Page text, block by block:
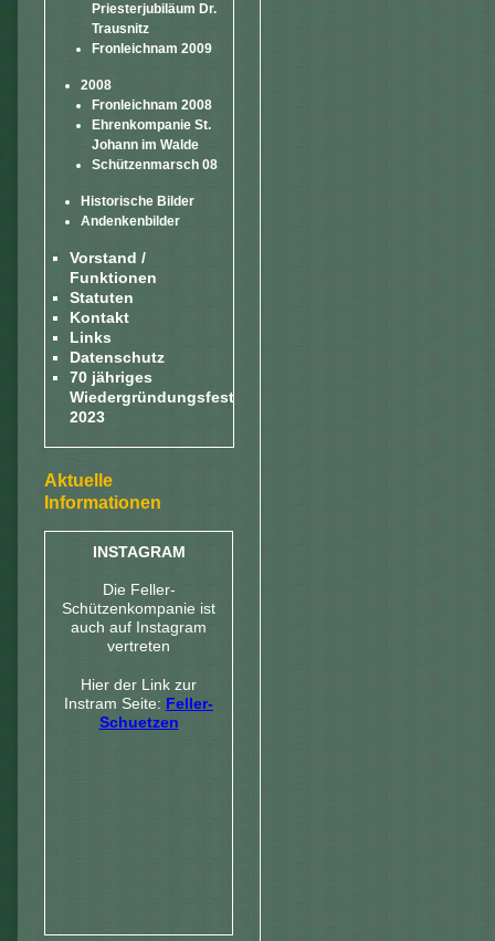
Priesterjubiläum Dr.
Trausnitz
Fronleichnam 2009
2008
Fronleichnam 2008
Ehrenkompanie St.
Johann im Walde
Schützenmarsch 08
Historische Bilder
Andenkenbilder
Vorstand /
Funktionen
Statuten
Kontakt
Links
Datenschutz
70 jähriges
Wiedergründungsfest
2023
Aktuelle
Informationen
INSTAGRAM
Die Feller-
Schützenkompanie ist
auch auf Instagram
vertreten
Hier der Link zur
Instram Seite: Feller-
Schuetzen